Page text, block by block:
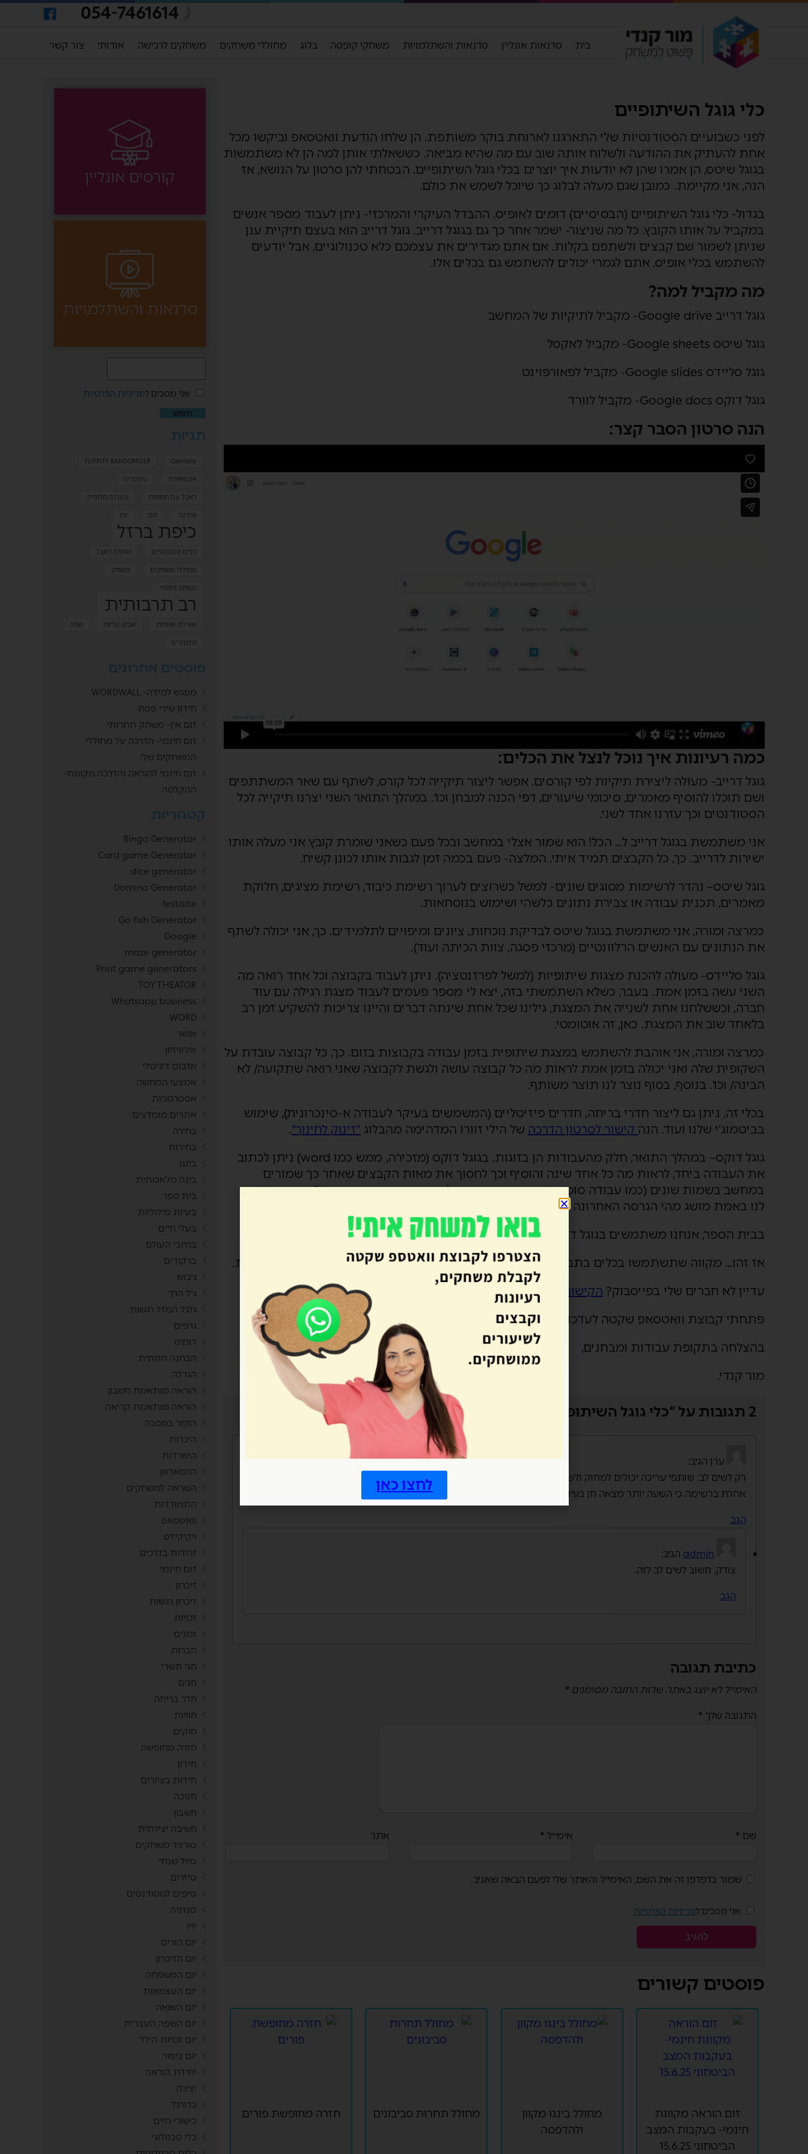
054-7461614
בית סדנאות אונליין סדנאות והשתלמויות משחקי קופסה בלוג מחוללי משחקים משחקים לרכישה אודותי צור קשר
כלי גוגל השיתופיים
לפני כשבועיים הסטודנטיות שלי התארגנו לארוחת בוקר משותפת. הן שלחו הודעת וואטסאפ וביקשו מכל
אחת להעתיק את ההודעה ולשלוח אותה שוב עם מה שהיא מביאה. כששאלתי אותן למה הן לא משתמשות
בגוגל שיטס, הן אמרו שהן לא יודעות איך יוצרים בכלי גוגל השיתופיים. הבטחתי להן סרטון על הנושא, אז
הנה, אני מקיימת. כמובן שגם מעלה לבלוג כך שיוכל לשמש את כולם.
בגדול- כלי גוגל השיתופיים (הבסיסיים) דומים לאופיס. ההבדל העיקרי והמרכזי- ניתן לעבוד מספר אנשים
במקביל על אותו הקובץ. כל מה שניצור- ישמר אחר כך גם בגוגל דרייב. גוגל דרייב הוא בעצם תיקיית ענן
שניתן לשמור שם קבצים ולשתפם בקלות. אם אתם מגדירים את עצמכם כלא טכנולוגיים, אבל יודעים
להשתמש בכלי אופיס, אתם לגמרי יכולים להשתמש גם בכלים אלו.
מה מקביל למה?
גוגל דרייב Google drive- מקביל לתיקיות של המחשב
גוגל שיטס Google sheets- מקביל לאקסל
גוגל סליידס Google slides- מקביל לפאורפוינט
גוגל דוקס Google docs- מקביל לוורד
הנה סרטון הסבר קצר:
כמה רעיונות איך נוכל לנצל את הכלים:
גוגל דרייב– מעולה ליצירת תיקיות לפי קורסים. אפשר ליצור תיקייה לכל קורס, לשתף עם שאר המשתתפים
ושם תוכלו להוסיף מאמרים, סיכומי שיעורים, דפי הכנה למבחן וכו'. במהלך התואר השני יצרנו תיקייה לכל
הסטודנטים וכך עזרנו אחד לשני.
אני משתמשת בגוגל דרייב ל… הכל! הוא שמור אצלי במחשב ובכל פעם כשאני שומרת קובץ אני מעלה אותו
ישירות לדרייב. כך, כל הקבצים תמיד איתי. המלצה- פעם בכמה זמן לגבות אותו לכונן קשיח.
גוגל שיטס– נהדר לרשימות מסוגים שונים- למשל כשרוצים לערוך רשימת כיבוד, רשימת מציגים, חלוקת
מאמרים, תכנית עבודה או צבירת נתונים כלשהי ושימוש בנוסחאות.
כמרצה ומורה, אני משתמשת בגוגל שיטס לבדיקת נוכחות, ציונים ומיפויים לתלמידים. כך, אני יכולה לשתף
את הנתונים עם האנשים הרלוונטיים (מרכזי פסגה, צוות הכיתה ועוד).
גוגל סליידס- מעולה להכנת מצגות שיתופיות (למשל לפרזנטציה). ניתן לעבוד בקבוצה וכל אחד רואה מה
השני עשה בזמן אמת. בעבר, כשלא השתמשתי בזה, יצא לי מספר פעמים לעבוד מצגת רגילה עם עוד
חברה, וכששלחנו אחת לשנייה את המצגת, גילינו שכל אחת שינתה דברים והיינו צריכות להשקיע זמן רב
בלאחד שוב את המצגת. כאן, זה אוטומטי.
כמרצה ומורה, אני אוהבת להשתמש במצגת שיתופית בזמן עבודה בקבוצות בזום. כך, כל קבוצה עובדת על
השקופית שלה ואני יכולה בזמן אמת לראות מה כל קבוצה עושה ולגשת לקבוצה שאני רואה שתקועה/ לא
הבינה/ וכו'. בנוסף, בסוף נוצר לנו תוצר משותף.
בכלי זה, ניתן גם ליצור חדרי בריחה, חדרים פיזיטליים (המשמשים בעיקר לעבודה א-סינכרונית), שימוש
בביטמוג'י שלנו ועוד. הנה קישור לסרטון הדרכה של הילי זוורו המדהימה מהבלוג "זינוק לחינוך".
גוגל דוקס
– במהלך התואר, חלק מהעבודות הן בזוגות. בגוגל דוקס (מזכירה, ממש כמו word) ניתן לכתוב
את העבודה ביחד, לראות מה כל אחד שינה והוסיף וכך לחסוך את מאות הקבצים שאחר כך שמורים
במחשב בשמות שונים (כמו עבודה סופית, עבודה סופית בהחלט, עבודה גרסה סופית וכו') כך שבסוף אין
לנו באמת מושג מהי הגרסה האחרונה ששמרנו…
בבית הספר, אנחנו משתמשים בגוגל דוקס כדי לכתוב את התעודות+ התל"אות של התלמידים.
אז זהו… מקווה שתשתמשו בכלים בתבונה. יש לכם רעיונות נוספים לשימושים? מוזמנים לכתוב בתגובות.
עדיין לא חברים שלי בפייסבוק? הקישור כאן
פתחתי קבוצת וואטסאפ שקטה לעדכונים, רעיונות ומידע על סדנאות. רוצים להצטרף? לחצו כאן
בהצלחה בתקופת עבודות ומבחנים,
מור קנדי.
2 תגובות על “כלי גוגל השיתופיים”
ערן הגיב:
רק לשים לב: שותפי עריכה יכולים למחוק ולשנות (בטעות או בכוונה…). למשל סטודנטית שלי שנה את עצמה במקום סטודנטית
אחרת ברשימה כי השעה יותר מצאה חן בעיניה.
הגב
admin הגיב:
צודק. חשוב לשים לב לזה.
הגב
כתיבת תגובה
האימייל לא יוצג באתר. שדות החובה מסומנים*
התגובה שלך *
שם * אימייל * אתר
שמור בדפדפן זה את השם, האימייל והאתר שלי לפעם הבאה שאגיב.
אני מסכים למדיניות הפרטיות
פוסטים קשורים
זום הוראה מקוונת
חינמי- בעקבות המצב
הביטחוני 15.6.25
מחולל בינגו מקוון
ולהדפסה
מחולל תחרות סביבונים חזרה מחופשת פורים
קורסים אונליין
סדנאות והשתלמויות
אני מסכים למדיניות הפרטיות
תגיות
FLIPPITY RANDOMIZER
Genially
אקטואליה
גימטריה
דאבל עם תמונות
הערכה חלופית
וורדעל
זום יויו
כיפת ברזל
כלים טכנולוגיים
מחולל דאבל
מחוללי משחקים
משחק
משחק כיתתי
רב תרבותית
שאילת שאלות שבוע עליות
שפה
תלמידים
פוסטים אחרונים
מפגש למידה- WORDWALL
חידון שירי פסח
זום אין- משחק תחרותי
זום חינמי- הדרכה על מחוללי
המשחקים שלי
זום חינמי להוראה והדרכה מקוונת-
ההקלטה
קטגוריות
Bingo Generator
Card game Generator
dice generator
Domino Generator
festisite
Go fish Generator
Google
maze generator
Print game generators
TOY THEATOR
Whatsapp business
WORD
אושר
אירוויזיון
אלבום דיגיטלי
אמצעי המחשה
אסטרטגיות
אתרים מומלצים
בחירה
בחירות
בינגו
בינה מלאכותית
בית ספר
בעיות מילוליות
בעלי חיים
ברחבי העולם
ברקודים
גיבוש
גיל הרך
גלגל המזל רגשות
גרפים
דומינו
הבחנה חזותית
הגרלה
הוראה מותאמת חשבון
הוראה מותאמת קריאה
הזמר במסכה
היכרות
הישרדות
הרמאדאן
השראה למשחקים
התמודדות
וואטסאפ
ויקיקידס
זהירות בדרכים
זום חינמי
זיכרון
זיכרון רגשות
זכויות
זמנים
חברות
חגי תשרי
חגים
חדר בריחה
חוויות
חוקים
חזרה מחופשה
חידון
חידות בציורים
חנוכה
חשבון
חשיבה יצירתית
טורניר משחקים
טיול שנתי
טיזרים
טיפים לסטודנטים
טנזניה
יויו
יום הורים
יום הזיכרון
יום המשפחה
יום העצמאות
יום השואה
יום השפה העברית
יום זכויות הילד
יום כיפור
יחידת הוראה
יצירה
כדורגל
כישורי חיים
כלי טכנולוגי
לחצו כאן